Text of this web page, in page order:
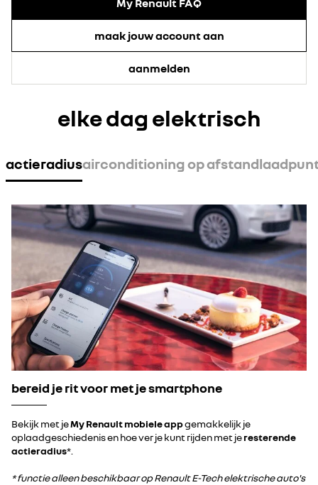
maak jouw account aan
aanmelden
elke dag elektrisch
actieradiusairconditioning op afstand
bereid je rit voor met je smartphone
Bekijk met jeMy Renault mobiele appgemakkelijk je
oplaadgeschiedenis en hoe ver je kunt rijden met jeresterende
actieradius*.
* functie alleen beschikbaar op Renault E-Tech elektrische auto's